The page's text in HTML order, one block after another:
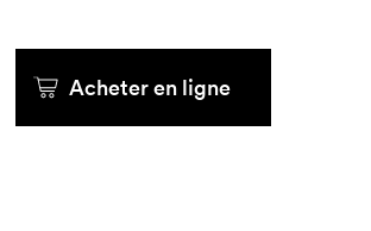
Acheter en ligne